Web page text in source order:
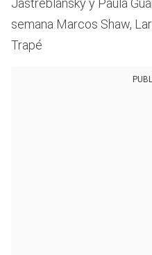
Jastreblansky y Paula
semana Marcos Shaw,
Trapé